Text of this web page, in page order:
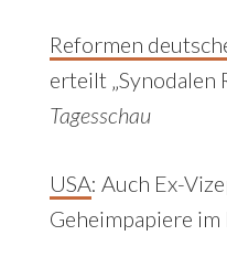
Reformen
erteilt „Synodalen
Tagesschau
USA: Auch Ex-
Geheimpapiere im